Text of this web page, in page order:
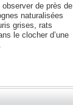
de près de
naturalisées
grises, rats
le clocher d’une